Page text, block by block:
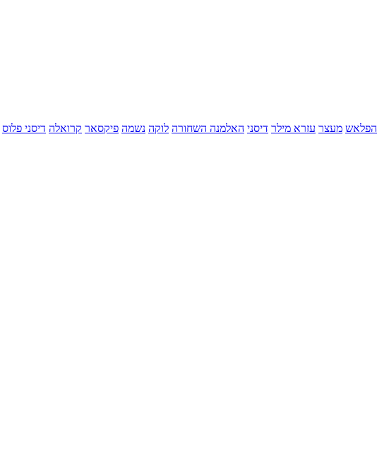
הפלאש מעצר עזרא מילר דיסני האלמנה השחורה לוקה נשמה פיקסאר קרואלה דיסני פלוס